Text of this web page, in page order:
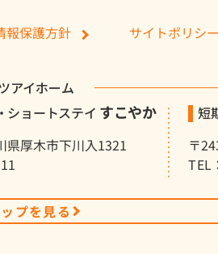
報保護方針 サイトポリシー
アイホーム
ショートステイ すこやか
県厚木市下川入1321
短
〒
TEL
プを見る